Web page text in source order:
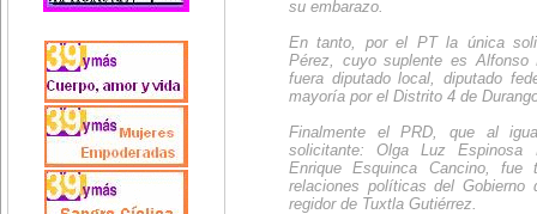
su embarazo.
En tanto, por el PT la única
Pérez, cuyo suplente es Alfonso
fuera diputado local, diputado
mayoría por el Distrito 4 de
Finalmente el PRD, que al
solicitante: Olga Luz Espinosa
Enrique Esquinca Cancino,
relaciones políticas del Gobierno
regidor de Tuxtla Gutiérrez.